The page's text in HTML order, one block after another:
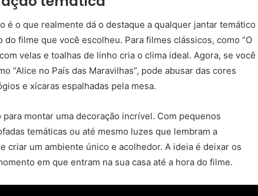
é o que realmente dá o destaque a qualquer jantar temático
filme que você escolheu. Para filmes clássicos, como “O
velas e toalhas de linho cria o clima ideal. Agora, se você
“Alice no País das Maravilhas”, pode abusar das cores
e xícaras espalhadas pela mesa.
montar uma decoração incrível. Com pequenos
temáticas ou até mesmo luzes que lembram a
criar um ambiente único e acolhedor. A ideia é deixar os
em que entram na sua casa até a hora do filme.